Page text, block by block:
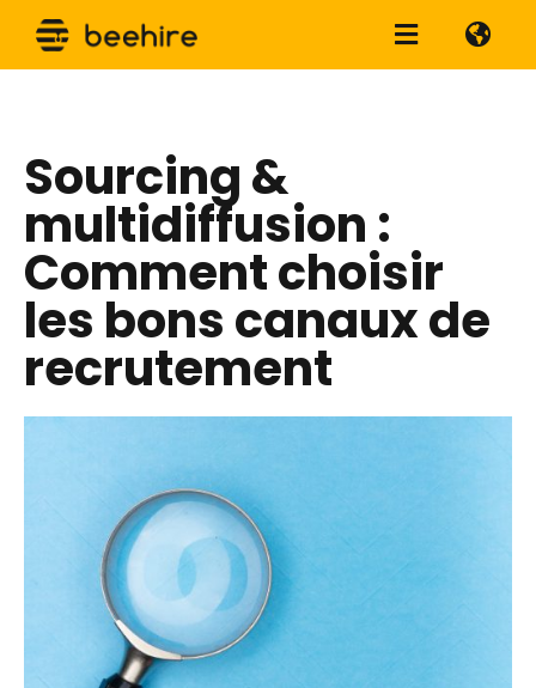
Sourcing &
multidiffusion :
Comment choisir
les bons canaux de
recrutement